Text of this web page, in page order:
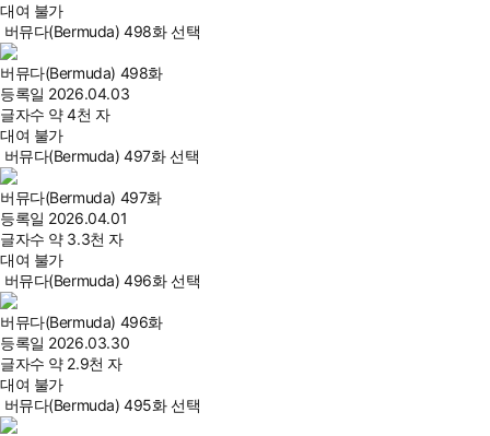
대여 불가
버뮤다(Bermuda) 498화 선택
버뮤다(Bermuda) 498화
등록일 2026.04.03
글자수 약 4천 자
대여 불가
버뮤다(Bermuda) 497화 선택
버뮤다(Bermuda) 497화
등록일 2026.04.01
글자수 약 3.3천 자
대여 불가
버뮤다(Bermuda) 496화 선택
버뮤다(Bermuda) 496화
등록일 2026.03.30
글자수 약 2.9천 자
대여 불가
버뮤다(Bermuda) 495화 선택